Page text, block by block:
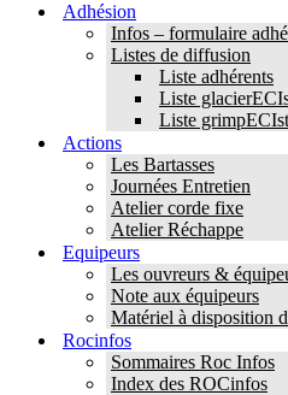
Adhésion
Infos – formulaire
Listes de diffusion
Liste adhérents
Liste
Liste
Actions
Les Bartasses
Journées Entretien
Atelier corde fixe
Atelier Réchappe
Equipeurs
Les ouvreurs &
Note aux équipeurs
Matériel à disposition
Rocinfos
Sommaires Roc Infos
Index des ROCinfos